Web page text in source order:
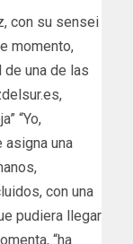
con su sensei
momento,
una de las
“Yo,
asigna una
con una
pudiera llegar
“ha